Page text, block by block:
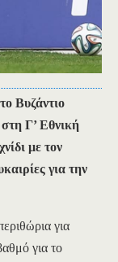
Βυζάντιο
Γ’ Εθνική
με τον
για την
για
για το